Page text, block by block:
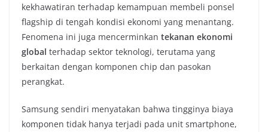
kekhawatiran terhadap kemampuan membeli ponsel
flagship di tengah kondisi ekonomi yang menantang.
Fenomena ini juga mencerminkan tekanan ekonomi
global terhadap sektor teknologi, terutama yang
berkaitan dengan komponen chip dan pasokan
perangkat.
Samsung sendiri menyatakan bahwa tingginya biaya
komponen tidak hanya terjadi pada unit smartphone,